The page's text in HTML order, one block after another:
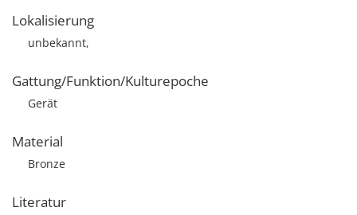
Lokalisierung
unbekannt,
Gattung/Funktion/Kulturepoche
Gerät
Material
Bronze
Literatur